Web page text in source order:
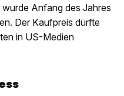
Anfang des Jahres
Der Kaufpreis dürfte
in US-Medien